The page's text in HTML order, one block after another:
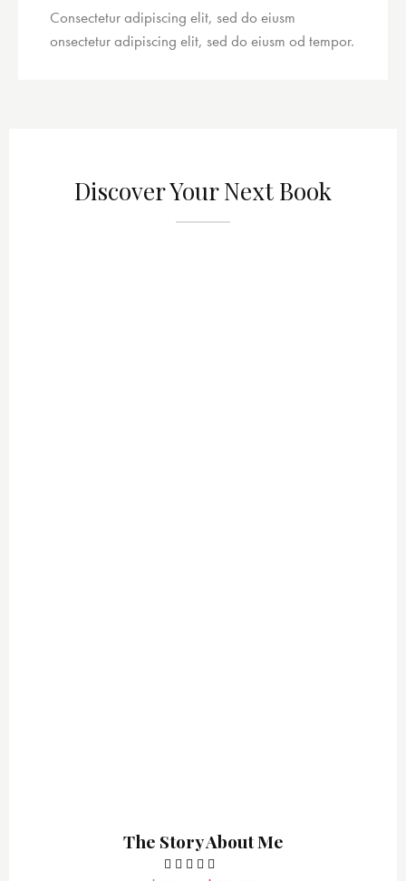
Consectetur adipiscing elit, sed do eiusm
onsectetur adipiscing elit, sed do eiusm od tempor.
Discover Your Next Book
The Story About Me